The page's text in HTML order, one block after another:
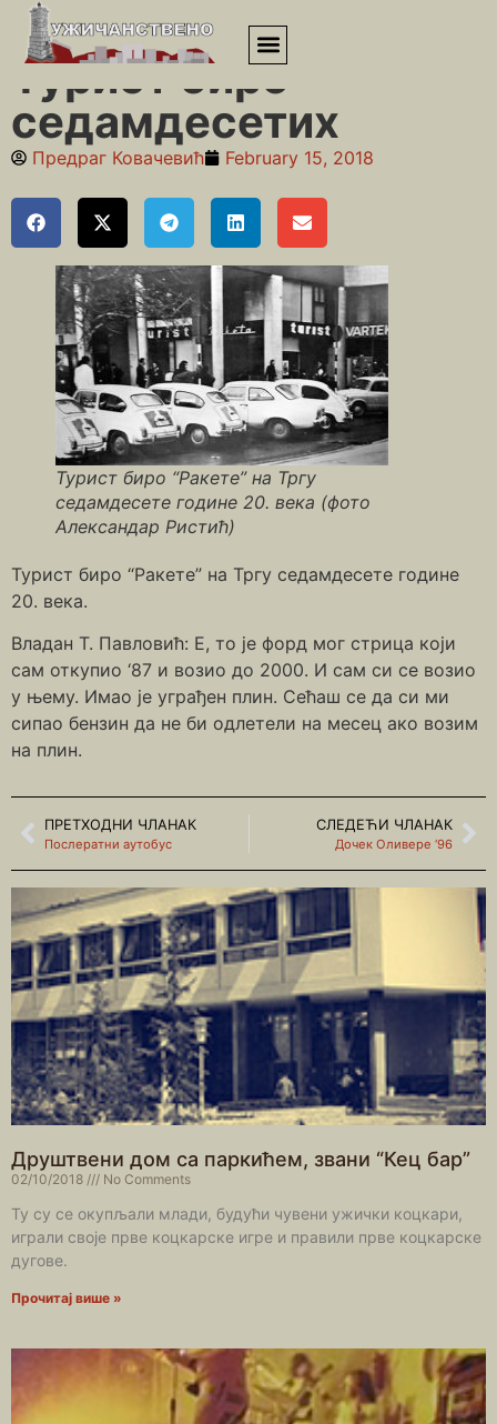
Почетна»Житни пијац»Турист биро седамдесетих
Турист биро
седамдесетих
Предраг Ковачевић February 15, 2018
Турист биро “Ракете” на Тргу
седамдесете године 20. века (фото
Александар Ристић)
Турист биро “Ракете” на Тргу седамдесете године
20. века.
Владан Т. Павловић: Е, то је форд мог стрица који
сам откупио ‘87 и возио до 2000. И сам си се возио
у њему. Имао је уграђен плин. Сећаш се да си ми
сипао бензин да не би одлетели на месец ако возим
на плин.
ПРЕТХОДНИ ЧЛАНАК
Послератни аутобус
СЛЕДЕЋИ ЧЛАНАК
Дочек Оливере ‘96
Друштвени дом са паркићем, звани “Кец бар”
02/10/2018 No Comments
Ту су се окупљали млади, будући чувени ужички коцкари,
играли своје прве коцкарске игре и правили прве коцкарске
дугове.
Прочитај више »